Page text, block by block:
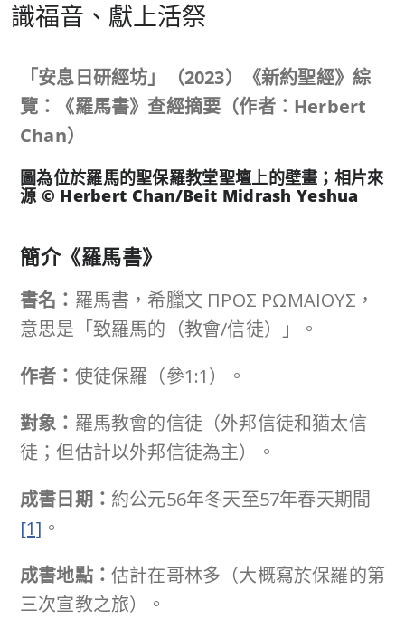
識福音、獻上活祭
「安息日研經坊」（2023）《新約聖經》綜
覽：《羅馬書》查經摘要（作者： Herbert
Chan）
圖為位於羅馬的聖保羅教堂聖壇上的壁畫；相片來
源 © Herbert Chan/Beit Midrash Yeshua
簡介《羅馬書》
書名： 羅馬書，希臘文 ΠΡΟΣ ΡΩΜΑΙΟΥΣ，
意思是「致羅馬的（教會/信徒）」。
作者： 使徒保羅（參1:1）。
對象： 羅馬教會的信徒（外邦信徒和猶太信
徒；但估計以外邦信徒為主）。
成書日期： 約公元56年冬天至57年春天期間
[1] 。
成書地點：估計在哥林多（大概寫於保羅的第
三次宣教之旅）。